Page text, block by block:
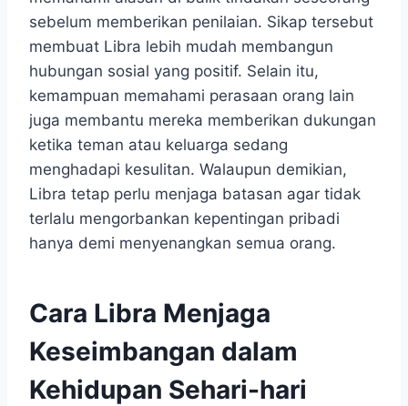
sebelum memberikan penilaian. Sikap tersebut
membuat Libra lebih mudah membangun
hubungan sosial yang positif. Selain itu,
kemampuan memahami perasaan orang lain
juga membantu mereka memberikan dukungan
ketika teman atau keluarga sedang
menghadapi kesulitan. Walaupun demikian,
Libra tetap perlu menjaga batasan agar tidak
terlalu mengorbankan kepentingan pribadi
hanya demi menyenangkan semua orang.
Cara Libra Menjaga
Keseimbangan dalam
Kehidupan Sehari-hari